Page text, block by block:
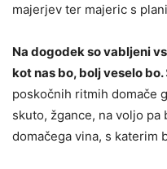
majerjev ter majeric s
Na dogodek so vabljeni
kot nas bo, bolj veselo bo.
poskočnih ritmih domače
skuto, žgance, na voljo pa
domačega vina, s katerim